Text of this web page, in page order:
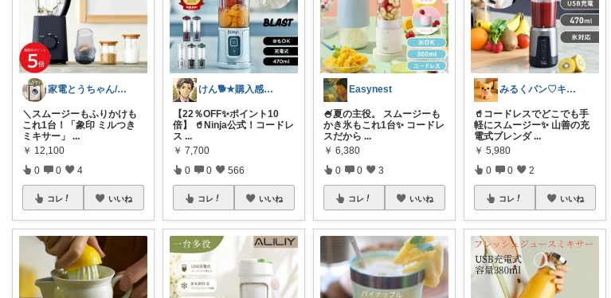
家電とうちゃん/2児のパパ✨️購入感謝！
​＼スムージーもふりかけも
これ1台！「象印 ミルつき
ミキサー」
...
￥ 12,100
0 0 4
コレ いいね
けん🐕★購入感謝です★（アイコン変更）
【22％OFF✨ポイント10
倍】 🥤Ninja公式！コードレ
ス ...
￥ 7,700
0 0 566
コレ いいね
Easynest
🍧夏の主役。 スムージーも
かき氷もこれ1台✨ コードレ
スだから ...
￥ 6,380
0 0 3
コレ いいね
みるくパン♡キッチンルーム
🥤コードレスでどこでも手
軽にスムージー✨ 山善の充
電式ブレンダ ...
￥ 5,980
0 0 2
コレ いいね